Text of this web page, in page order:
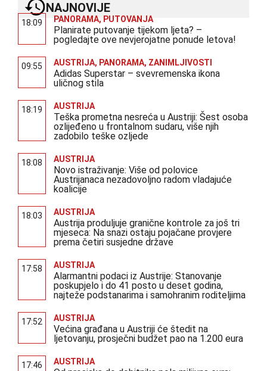
NAJNOVIJE
18:09 PANORAMA, PUTOVANJA
Planirate putovanje tijekom ljeta? –
pogledajte ove nevjerojatne ponude letova!
09:55 AUSTRIJA, PANORAMA, ZANIMLJIVOSTI
Adidas Superstar – svevremenska ikona
uličnog stila
18:19 AUSTRIJA
Teška prometna nesreća u Austriji: Šest osoba
ozlijeđeno u frontalnom sudaru, više njih
zadobilo teške ozljede
18:08 AUSTRIJA
Novo istraživanje: Više od polovice
Austrijanaca nezadovoljno radom vladajuće
koalicije
18:03 AUSTRIJA
Austrija produljuje granične kontrole za još tri
mjeseca: Na snazi ostaju pojačane provjere
prema četiri susjedne države
17:58 AUSTRIJA
Alarmantni podaci iz Austrije: Stanovanje
poskupjelo i do 41 posto u deset godina,
najteže podstanarima i samohranim roditeljima
17:52 AUSTRIJA
Većina građana u Austriji će štedit na
ljetovanju, prosječni budžet pao na 1.200 eura
17:46 AUSTRIJA